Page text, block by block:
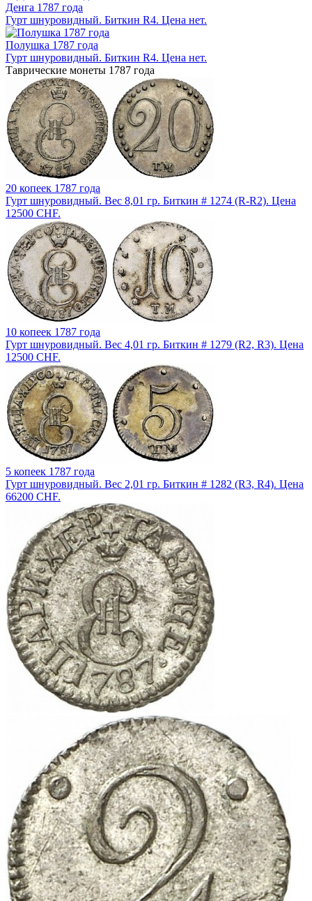
Денга 1787 года
Гурт шнуровидный. Биткин R4. Цена нет.
Полушка 1787 года
Гурт шнуровидный. Биткин R4. Цена нет.
Таврические монеты 1787 года
20 копеек 1787 года
Гурт шнуровидный. Вес 8,01 гр. Биткин # 1274 (R-R2). Цена
12500 CHF.
10 копеек 1787 года
Гурт шнуровидный. Вес 4,01 гр. Биткин # 1279 (R2, R3). Цена
12500 CHF.
5 копеек 1787 года
Гурт шнуровидный. Вес 2,01 гр. Биткин # 1282 (R3, R4). Цена
66200 CHF.